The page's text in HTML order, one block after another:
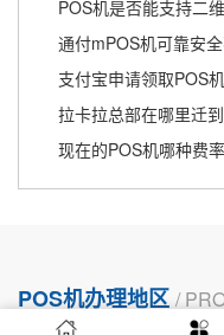
POS机是否能支持二
通付mPOS机可靠安
拉卡拉总部在哪里迁
现在的POS机哪种费
POS机办理地区 /